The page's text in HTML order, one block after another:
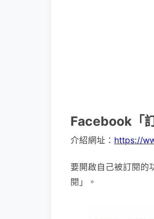
Facebook「
介紹網址： https://
要開啟自己被訂閱的
閱」。